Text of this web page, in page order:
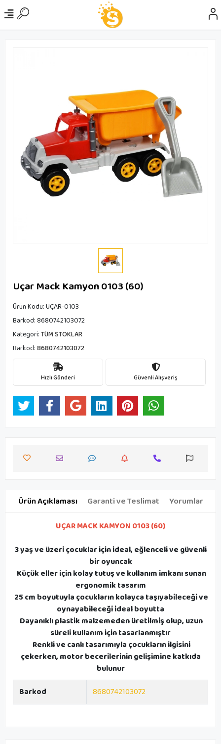
Uçar Mack Kamyon 0103 (60)
Ürün Kodu:UÇAR-0103
Barkod:8680742103072
Kategori:TÜM STOKLAR
Barkod:8680742103072
Hızlı Gönderi Güvenli Alışveriş
Ürün Açıklaması Garanti ve Teslimat Yorumlar
UÇAR MACK KAMYON 0103 (60)
3 yaş ve üzeri çocuklar için ideal, eğlenceli ve güvenli
bir oyuncak
Küçük eller için kolay tutuş ve kullanım imkanı sunan
ergonomik tasarım
25 cm boyutuyla çocukların kolayca taşıyabileceği ve
oynayabileceği ideal boyutta
Dayanıklı plastik malzemeden üretilmiş olup, uzun
süreli kullanım için tasarlanmıştır
Renkli ve canlı tasarımıyla çocukların ilgisini
çekerken, motor becerilerinin gelişimine katkıda
bulunur
Barkod
8680742103072